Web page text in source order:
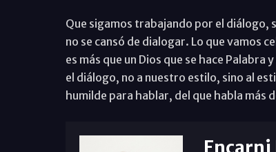
Que sigamos trabajando por el diálogo,
no se cansó de dialogar. Lo que vamos
es más que un Dios que se hace
el diálogo, no a nuestro estilo, sino al
humilde para hablar, del que habla más